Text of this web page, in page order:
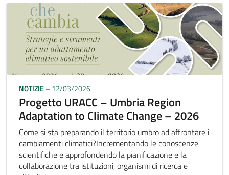
NOTIZIE– 12/03/2026
Progetto URACC – Umbria Region
Adaptation to Climate Change – 2026
Come si sta preparando il territorio umbro ad affrontare i
cambiamenti climatici?Incrementando le conoscenze
scientifiche e approfondendo la pianificazione e la
collaborazione tra istituzioni, organismi di ricerca e